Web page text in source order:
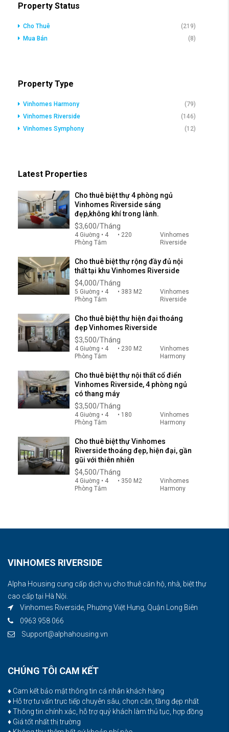
Property Status
Cho Thuê
(219)
Mua Bán
(8)
Property Type
Vinhomes Harmony
(79)
Vinhomes Riverside
(146)
Vinhomes Symphony
(12)
Latest Properties
Cho thuê biệt thự 4 phòng ngủ
Vinhomes Riverside sáng
đẹp,không khí trong lành.
$3,600/Tháng
4 Giường • 4
Phòng Tắm
• 220
Vinhomes
Riverside
Cho thuê biệt thự rộng đầy đủ nội
thất tại khu Vinhomes Riverside
$4,000/Tháng
5 Giường • 4
Phòng Tắm
• 383 M2
Vinhomes
Riverside
Cho thuê biệt thự hiện đại thoáng
đẹp Vinhomes Riverside
$3,500/Tháng
4 Giường • 4
Phòng Tắm
• 230 M2
Vinhomes
Harmony
Cho thuê biệt thự nội thất cổ điển
Vinhomes Riverside, 4 phòng ngủ
có thang máy
$3,500/Tháng
4 Giường • 4
Phòng Tắm
• 180
Vinhomes
Harmony
Cho thuê biệt thự Vinhomes
Riverside thoáng đẹp, hiện đại, gần
gũi với thiên nhiên
$4,500/Tháng
4 Giường • 4
Phòng Tắm
• 350 M2
Vinhomes
Harmony
VINHOMES RIVERSIDE
Alpha Housing cung cấp dịch vụ cho thuê căn hộ, nhà, biệt thự
cao cấp tại Hà Nội.
Vinhomes Riverside, Phường Việt Hưng, Quận Long Biên
0963 958 066
Support@alphahousing.vn
CHÚNG TÔI CAM KẾT
♦ Cam kết bảo mật thông tin cá nhân khách hàng
♦ Hỗ trợ tư vấn trực tiếp chuyên sâu, chọn căn, tầng đẹp nhất
♦ Thông tin chính xác, hỗ trợ quý khách làm thủ tục, hợp đồng
♦ Giá tốt nhất thị trường